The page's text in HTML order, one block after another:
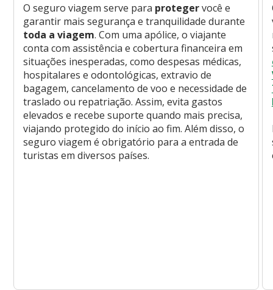
O seguro viagem serve para protegervocê e
garantir mais segurança e tranquilidade durante
toda a viagem. Com uma apólice, o viajante
conta com assistência e cobertura financeira em
situações inesperadas, como despesas médicas,
hospitalares e odontológicas, extravio de
bagagem, cancelamento de voo e necessidade de
traslado ou repatriação. Assim, evita gastos
elevados e recebe suporte quando mais precisa,
viajando protegido do início ao fim. Além disso, o
seguro viagem é obrigatório para a entrada de
turistas em diversos países.